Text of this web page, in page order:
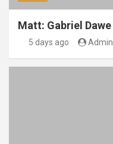
Matt: Gabriel Dawe
5 days ago Admin